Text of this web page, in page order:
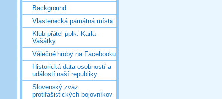
Background
Vlastenecká památná místa
Klub přátel pplk. Karla
Vašátky
Válečné hroby na Facebooku
Historická data osobností a
událostí naší republiky
Slovenský zväz
protifašistických bojovníkov